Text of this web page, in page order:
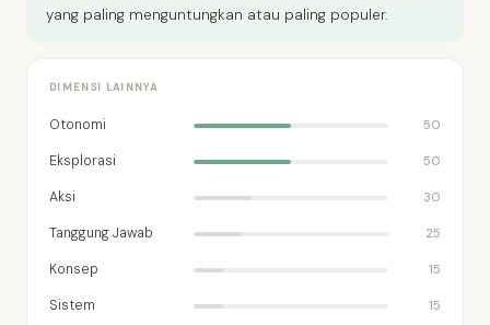
yang paling menguntungkan atau paling populer.
DIMENSI LAINNYA
Otonomi 50
Eksplorasi 50
Aksi 30
Tanggung Jawab 25
Konsep 15
Sistem 15